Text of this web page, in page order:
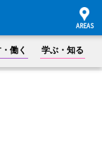
働く 学ぶ・知る